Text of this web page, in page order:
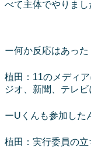
べて主体でやりまし
ー何か反応はあった
植田：11のメディ
ジオ、新聞、テレビ
ーUくんも参加した
植田：実行委員の